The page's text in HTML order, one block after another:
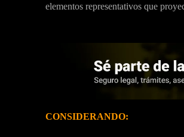
elementos representativos que
CONSIDERANDO: